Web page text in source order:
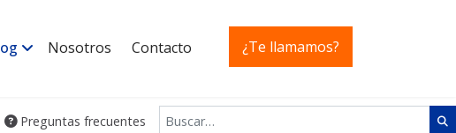
Nosotros Contacto ¿Te llamamos?
Preguntas frecuentes Buscar